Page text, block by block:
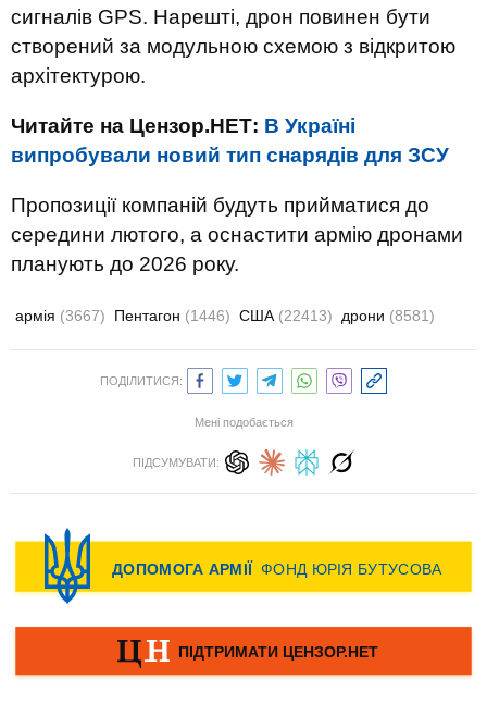
сигналів GPS. Нарешті, дрон повинен бути
створений за модульною схемою з відкритою
архітектурою.
Читайте на Цензор.НЕТ: В Україні
випробували новий тип снарядів для ЗСУ
Пропозиції компаній будуть прийматися до
середини лютого, а оснастити армію дронами
планують до 2026 року.
армія (3667) Пентагон (1446) США (22413) дрони (8581)
ПОДІЛИТИСЯ:
Мені подобається
ПІДСУМУВАТИ: